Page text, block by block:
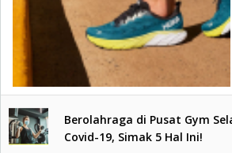
Berolahraga di Pusat Gym
Covid-19, Simak 5 Hal Ini!